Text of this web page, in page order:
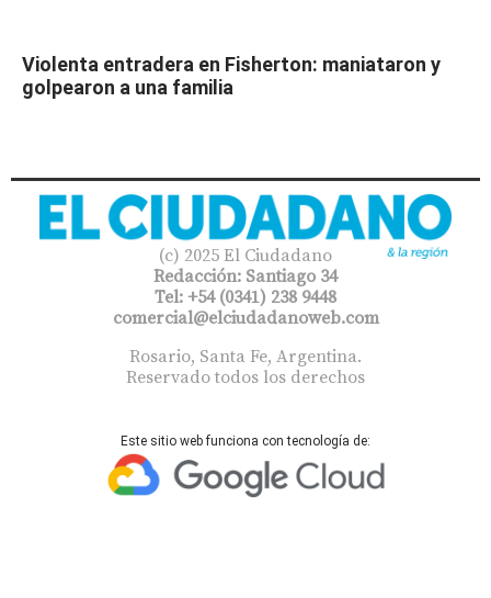
Violenta entradera en Fisherton: maniataron y
golpearon a una familia
(c) 2025 El Ciudadano
Redacción: Santiago 34
Tel: +54 (0341) 238 9448
comercial@elciudadanoweb.com​
Rosario, Santa Fe, Argentina.
Reservado todos los derechos
Este sitio web funciona con tecnología de: